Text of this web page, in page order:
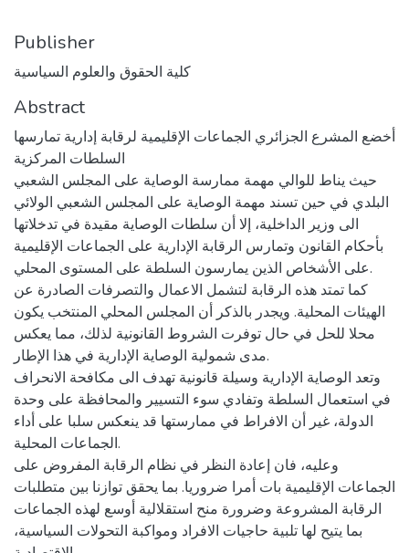
Publisher
كلية الحقوق والعلوم السياسية
Abstract
أخضع المشرع الجزائري الجماعات الإقليمية لرقابة إدارية تمارسها
السلطات المركزية
حيث يناط للوالي مهمة ممارسة الوصاية على المجلس الشعبي
البلدي في حين تسند مهمة الوصاية على المجلس الشعبي الولائي
الى وزير الداخلية، إلا أن سلطات الوصاية مقيدة في تدخلاتها
بأحكام القانون وتمارس الرقابة الإدارية على الجماعات الإقليمية
على الأشخاص الذين يمارسون السلطة على المستوى المحلي.
كما تمتد هذه الرقابة لتشمل الاعمال والتصرفات الصادرة عن
الهيئات المحلية. ويجدر بالذكر أن المجلس المحلي المنتخب يكون
محلا للحل في حال توفرت الشروط القانونية لذلك، مما يعكس
مدى شمولية الوصاية الإدارية في هذا الإطار.
وتعد الوصاية الإدارية وسيلة قانونية تهدف الى مكافحة الانحراف
في استعمال السلطة وتفادي سوء التسيير والمحافظة على وحدة
الدولة، غير أن الافراط في ممارستها قد ينعكس سلبا على أداء
الجماعات المحلية.
وعليه، فان إعادة النظر في نظام الرقابة المفروض على
الجماعات الإقليمية بات أمرا ضروريا. بما يحقق توازنا بين متطلبات
الرقابة المشروعة وضرورة منح استقلالية أوسع لهذه الجماعات
بما يتيح لها تلبية حاجيات الافراد ومواكبة التحولات السياسية،